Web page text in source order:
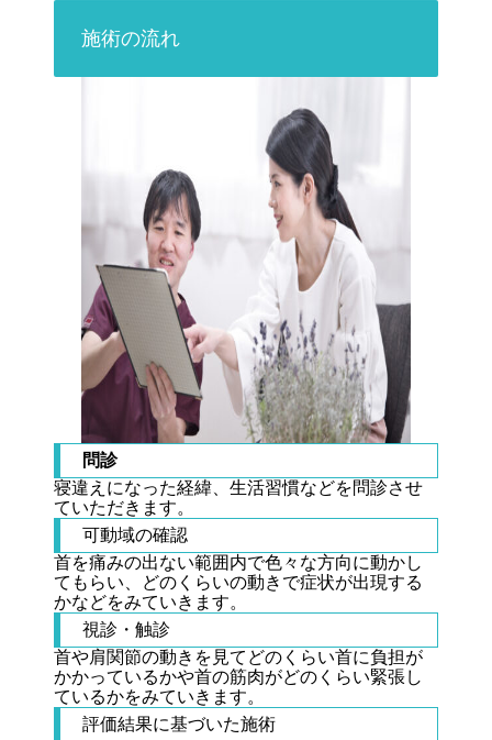
施術の流れ
問診
寝違えになった経緯、生活習慣などを問診させ
ていただきます。
可動域の確認
首を痛みの出ない範囲内で色々な方向に動かし
てもらい、どのくらいの動きで症状が出現する
かなどをみていきます。
視診・触診
首や肩関節の動きを見てどのくらい首に負担が
かかっているかや首の筋肉がどのくらい緊張し
ているかをみていきます。
評価結果に基づいた施術